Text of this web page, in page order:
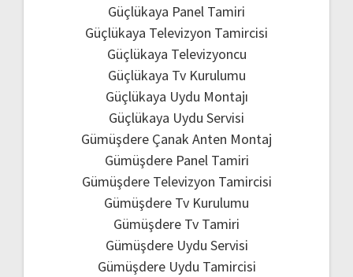
Güçlükaya Panel Tamiri
Güçlükaya Televizyon Tamircisi
Güçlükaya Televizyoncu
Güçlükaya Tv Kurulumu
Güçlükaya Uydu Montajı
Güçlükaya Uydu Servisi
Gümüşdere Çanak Anten Montaj
Gümüşdere Panel Tamiri
Gümüşdere Televizyon Tamircisi
Gümüşdere Tv Kurulumu
Gümüşdere Tv Tamiri
Gümüşdere Uydu Servisi
Gümüşdere Uydu Tamircisi